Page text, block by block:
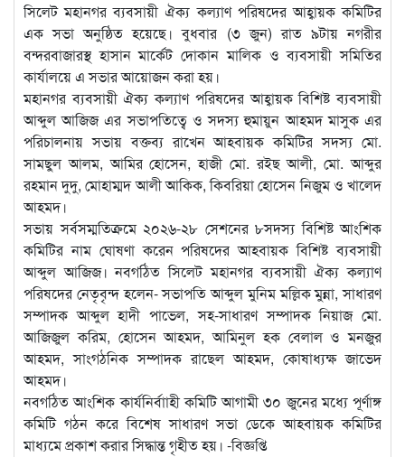
সিলেট মহানগর ব্যবসায়ী ঐক্য কল্যাণ পরিষদের আহ্বায়ক কমিটির
এক সভা অনুষ্ঠিত হয়েছে। বুধবার (৩ জুন) রাত ৯টায় নগরীর
বন্দরবাজারস্থ হাসান মার্কেট দোকান মালিক ও ব্যবসায়ী সমিতির
কার্যালয়ে এ সভার আয়োজন করা হয়।
মহানগর ব্যবসায়ী ঐক্য কল্যাণ পরিষদের আহ্বায়ক বিশিষ্ট ব্যবসায়ী
আব্দুল আজিজ এর সভাপতিত্বে ও সদস্য হুমায়ুন আহমদ মাসুক এর
পরিচালনায় সভায় বক্তব্য রাখেন আহবায়ক কমিটির সদস্য মো.
সামছুল আলম, আমির হোসেন, হাজী মো. রইছ আলী, মো. আব্দুর
রহমান দুদু, মোহাম্মদ আলী আকিক, কিবরিয়া হোসেন নিজুম ও খালেদ
আহমদ।
সভায় সর্বসম্মতিক্রমে ২০২৬-২৮ সেশনের ৮সদস্য বিশিষ্ট আংশিক
কমিটির নাম ঘোষণা করেন পরিষদের আহবায়ক বিশিষ্ট ব্যবসায়ী
আব্দুল আজিজ। নবগঠিত সিলেট মহানগর ব্যবসায়ী ঐক্য কল্যাণ
পরিষদের নেতৃবৃন্দ হলেন- সভাপতি আব্দুল মুনিম মল্লিক মুন্না, সাধারণ
সম্পাদক আব্দুল হাদী পাভেল, সহ-সাধারণ সম্পাদক নিয়াজ মো.
আজিজুল করিম, হোসেন আহমদ, আমিনুল হক বেলাল ও মনজুর
আহমদ, সাংগঠনিক সম্পাদক রাছেল আহমদ, কোষাধ্যক্ষ জাভেদ
আহমদ।
নবগঠিত আংশিক কার্যনির্বাাহী কমিটি আগামী ৩০ জুনের মধ্যে পূর্ণাঙ্গ
কমিটি গঠন করে বিশেষ সাধারণ সভা ডেকে আহবায়ক কমিটির
মাধ্যমে প্রকাশ করার সিদ্ধান্ত গৃহীত হয়। -বিজ্ঞপ্তি